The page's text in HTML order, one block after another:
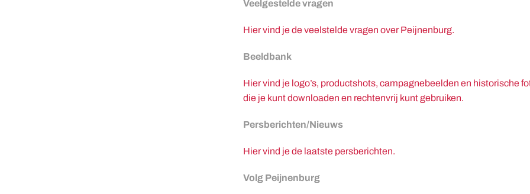
Veelgestelde vragen
Hier vind je de veelstelde vragen over Peijnenburg.
Beeldbank
Hier vind je logo’s, productshots, campagnebeelden en historische
die je kunt downloaden en rechtenvrij kunt gebruiken.
Persberichten/Nieuws
Hier vind je de laatste persberichten.
Volg Peijnenburg